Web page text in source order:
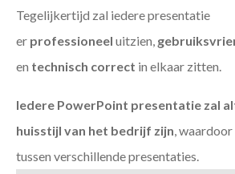
Tegelijkertijd zal iedere presentatie
er professioneel uitzien,
en technisch correct in elkaar zitten.
Iedere PowerPoint presentatie zal
huisstijl van het bedrijf zijn,
tussen verschillende presentaties.